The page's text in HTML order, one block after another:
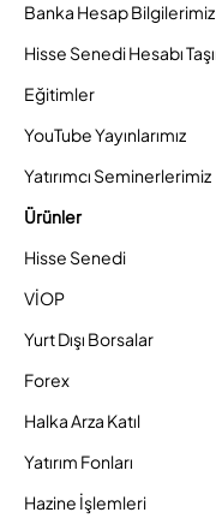
Banka Hesap Bilgilerimiz
Hisse Senedi Hesabı
Eğitimler
YouTube Yayınlarımız
Yatırımcı Seminerlerimiz
Ürünler
Hisse Senedi
VİOP
Yurt Dışı Borsalar
Forex
Halka Arza Katıl
Yatırım Fonları
Hazine İşlemleri